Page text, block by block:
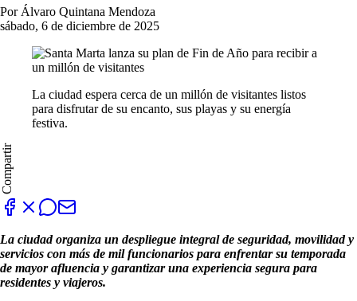
Por Álvaro Quintana Mendoza
sábado, 6 de diciembre de 2025
La ciudad espera cerca de un millón de visitantes listos
para disfrutar de su encanto, sus playas y su energía
festiva.
Compartir
La ciudad organiza un despliegue integral de seguridad, movilidad y
servicios con más de mil funcionarios para enfrentar su temporada
de mayor afluencia y garantizar una experiencia segura para
residentes y viajeros.